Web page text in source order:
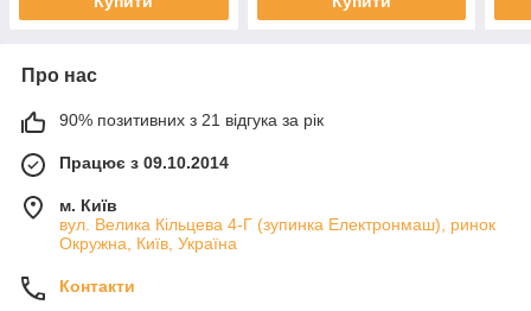
Про нас
90% позитивних з 21 відгука за рік
Працює з 09.10.2014
м. Київ
вул. Велика Кільцева 4-Г (зупинка Електронмаш), ринок
Окружна, Київ, Україна
Контакти